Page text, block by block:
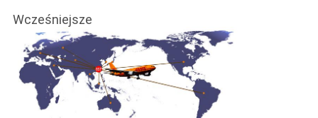
Wcześniejsze